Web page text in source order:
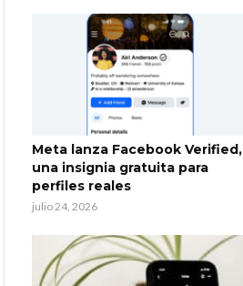
Meta lanza Facebook Verified,
una insignia gratuita para
perfiles reales
julio 24, 2026